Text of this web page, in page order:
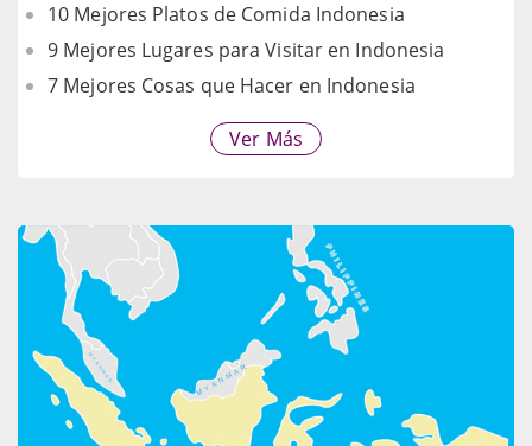
10 Mejores Platos de Comida Indonesia
9 Mejores Lugares para Visitar en Indonesia
7 Mejores Cosas que Hacer en Indonesia
Ver Más